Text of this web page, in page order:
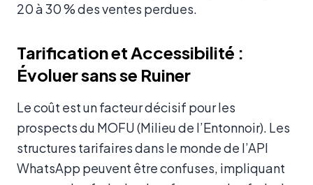
20 à 30 % des ventes perdues.
Tarification et Accessibilité :
Évoluer sans se Ruiner
Le coût est un facteur décisif pour les
prospects du MOFU (Milieu de l’Entonnoir). Les
structures tarifaires dans le monde de l’API
WhatsApp peuvent être confuses, impliquant